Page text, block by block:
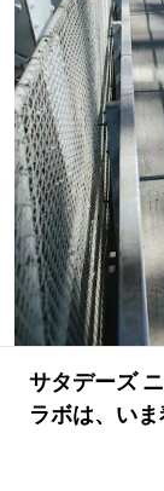
サタデーズ
ラボは、い